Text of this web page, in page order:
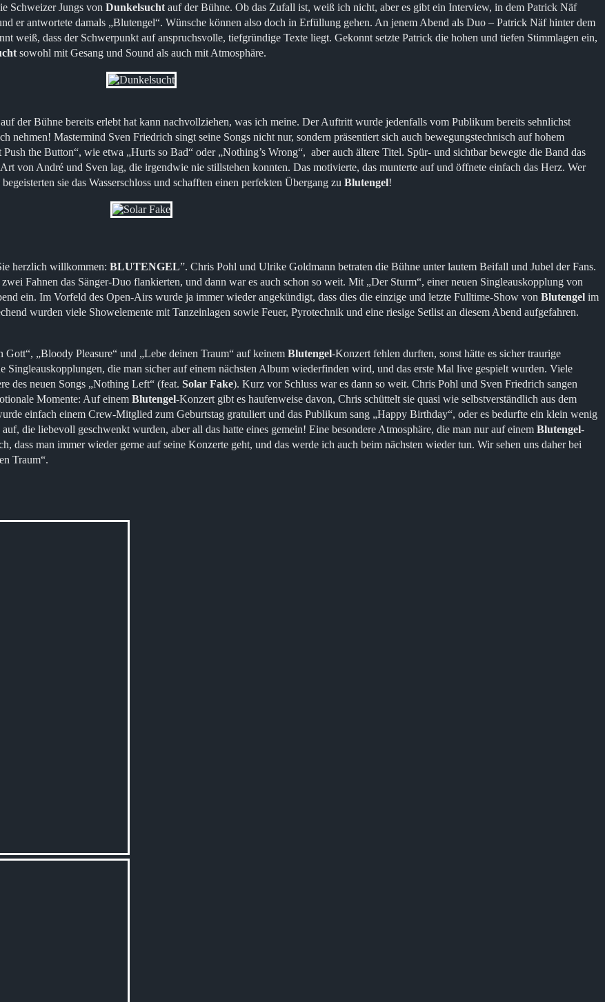
Schweizer Jungs von Dunkelsucht auf der Bühne. Ob das Zufall ist, weiß ich nicht, aber es gibt ein Interview, in dem Patrick Näf
er antwortete damals „Blutengel“. Wünsche können also doch in Erfüllung gehen. An jenem Abend als Duo – Patrick Näf hinter dem
weiß, dass der Schwerpunkt auf anspruchsvolle, tiefgründige Texte liegt. Gekonnt setzte Patrick die hohen und tiefen Stimmlagen ein,
sowohl mit Gesang und Sound als auch mit Atmosphäre.
der Bühne bereits erlebt hat kann nachvollziehen, was ich meine. Der Auftritt wurde jedenfalls vom Publikum bereits sehnlichst
nehmen! Mastermind Sven Friedrich singt seine Songs nicht nur, sondern präsentiert sich auch bewegungstechnisch auf hohem
the Button“, wie etwa „Hurts so Bad“ oder „Nothing’s Wrong“, aber auch ältere Titel. Spür- und sichtbar bewegte die Band das
von André und Sven lag, die irgendwie nie stillstehen konnten. Das motivierte, das munterte auf und öffnete einfach das Herz. Wer
sie das Wasserschloss und schafften einen perfekten Übergang zu Blutengel!
herzlich willkommen: BLUTENGEL”. Chris Pohl und Ulrike Goldmann betraten die Bühne unter lautem Beifall und Jubel der Fans.
Fahnen das Sänger-Duo flankierten, und dann war es auch schon so weit. Mit „Der Sturm“, einer neuen Singleauskopplung von
ein. Im Vorfeld des Open-Airs wurde ja immer wieder angekündigt, dass dies die einzige und letzte Fulltime-Show von Blutengel im
wurden viele Showelemente mit Tanzeinlagen sowie Feuer, Pyrotechnik und eine riesige Setlist an diesem Abend aufgefahren.
„Bloody Pleasure“ und „Lebe deinen Traum“ auf keinem Blutengel-Konzert fehlen durften, sonst hätte es sicher traurige
Singleauskopplungen, die man sicher auf einem nächsten Album wiederfinden wird, und das erste Mal live gespielt wurden. Viele
des neuen Songs „Nothing Left“ (feat. Solar Fake). Kurz vor Schluss war es dann so weit. Chris Pohl und Sven Friedrich sangen
Momente: Auf einem Blutengel-Konzert gibt es haufenweise davon, Chris schüttelt sie quasi wie selbstverständlich aus dem
einfach einem Crew-Mitglied zum Geburtstag gratuliert und das Publikum sang „Happy Birthday“, oder es bedurfte ein klein wenig
die liebevoll geschwenkt wurden, aber all das hatte eines gemein! Eine besondere Atmosphäre, die man nur auf einem Blutengel-
man immer wieder gerne auf seine Konzerte geht, und das werde ich auch beim nächsten wieder tun. Wir sehen uns daher bei
Traum“.